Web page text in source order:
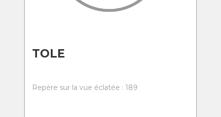
TOLE
Repère sur la vue éclatée : 189